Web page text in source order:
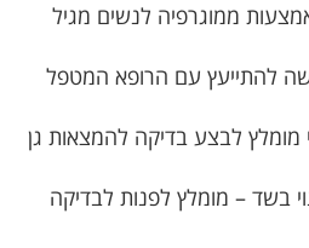
ממוגרפיה לנשים מגיל
אישה להתייעץ עם הרופא המטפל
מומלץ לבצע בדיקה להמצאות גן
בשד – מומלץ לפנות לבדיקה